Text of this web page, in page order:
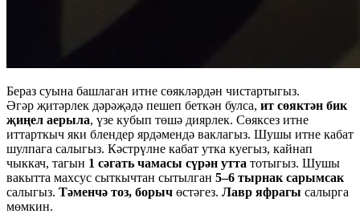
Бераз суына башлаган итне сөякләрдән чистартыгыз.
Әгәр җитәрлек дәрәҗәдә пешеп беткән булса, ит сөяктән бик
җиңел аерыла, үзе кубып төшә диярлек. Сөяксез итне
иттарткыч яки блендер ярдәмендә ваклагыз. Шушы итне кабат
шулпага салыгыз. Кәстрүлне кабат утка куегыз, кайнап
чыккач, тагын 1 сәгать чамасы сүрән утта тотыгыз. Шушы
вакытта махсус сыткычтан сытылган 5–6 тырнак сарымсак
салыгыз. Тәменчә тоз, борыч өстәгез. Лавр яфрагы салырга
мөмкин.